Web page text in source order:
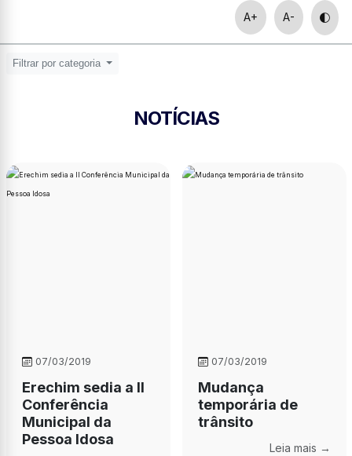
A+ A-
Filtrar por categoria
NOTÍCIAS
07/03/2019
Erechim sedia a II
Conferência
Municipal da
Pessoa Idosa
07/03/2019
Mudança
temporária de
trânsito
Leia mais →